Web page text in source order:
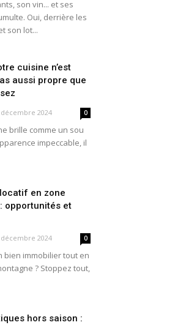
son vin... et ses
Oui, derrière les
son lot...
cuisine n’est
aussi propre que
décembre 2024 0
brille comme un sou
impeccable, il
en zone
opportunités et
décembre 2024 0
bien immobilier tout en
? Stoppez tout,
hors saison :